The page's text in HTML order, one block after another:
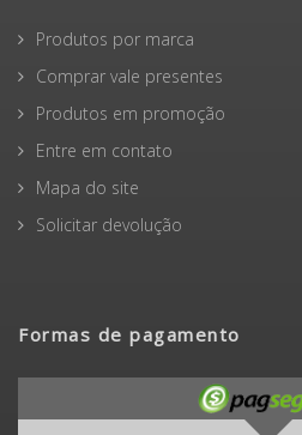
Produtos por marca
Comprar vale presentes
Produtos em promoção
Entre em contato
Mapa do site
Solicitar devolução
Formas de pagamento